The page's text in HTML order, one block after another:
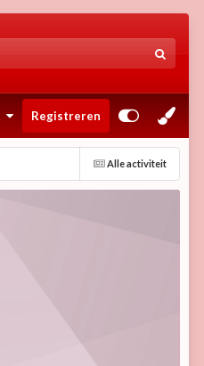
Registreren
Alle activiteit